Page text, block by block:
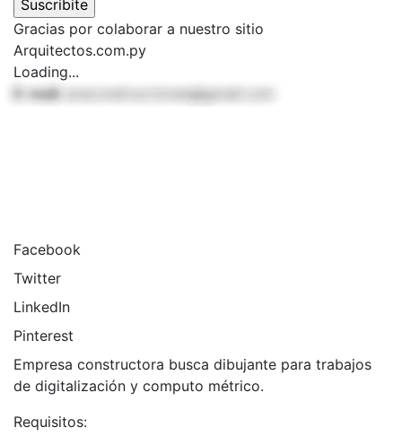
Gracias por colaborar a nuestro sitio
Arquitectos.com.py
Loading...
E-mail:
araconstrucciones@gmail.com
Facebook
Twitter
LinkedIn
Pinterest
Empresa constructora busca dibujante para trabajos
de digitalización y computo métrico.
Requisitos: